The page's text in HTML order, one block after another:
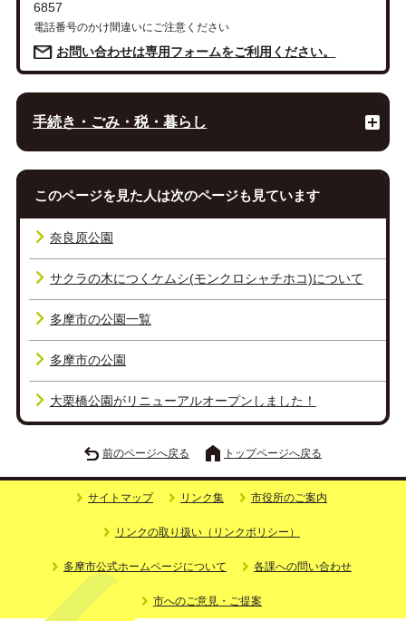
6857
電話番号のかけ間違いにご注意ください
お問い合わせは専用フォームをご利用ください。
手続き・ごみ・税・暮らし
このページを見た人は次のページも見ています
奈良原公園
サクラの木につくケムシ(モンクロシャチホコ)について
多摩市の公園一覧
多摩市の公園
大栗橋公園がリニューアルオープンしました！
前のページへ戻る トップページへ戻る
サイトマップ リンク集 市役所のご案内
リンクの取り扱い（リンクポリシー）
多摩市公式ホームページについて 各課への問い合わせ
市へのご意見・ご提案